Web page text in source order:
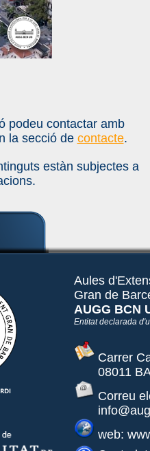
podeu contactar amb
la secció de contacte.
estàn subjectes a
Aules
Gran de
AUGG BCN
Entitat declarada
Carrer
08011
Correu
web: